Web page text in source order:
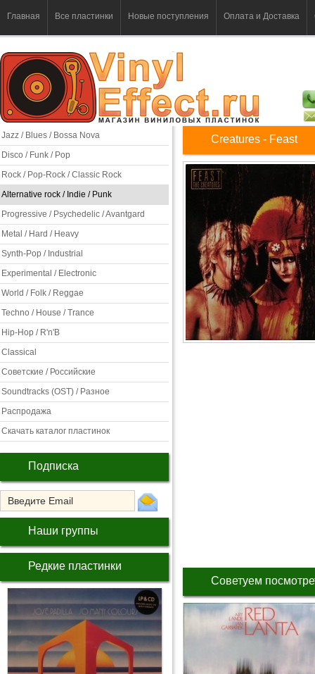
Главная Все пластинки Новые поступления Оплата и Доставка
Jazz / Blues / Bossa Nova
Disco / Funk / Pop
Rock / Pop-Rock / Classic Rock
Alternative rock / Indie / Punk
Progressive / Psychedelic / Avantgard
Metal / Hard / Heavy
Synth-Pop / Industrial
Experimental / Electronic
World / Folk / Reggae
Techno / House / Trance
Hip-Hop / R'n'B
Classical
Советские / Российские
Soundtracks (OST) / Разное
Распродажа
Скачать каталог пластинок
Подписка
Наши группы
Редкие пластинки
Creatures - Feast
Советуем